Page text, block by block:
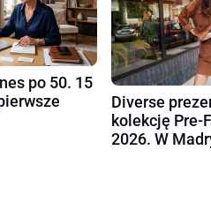
po 50. 15
Diverse
kolekcję Pre-
2026. W